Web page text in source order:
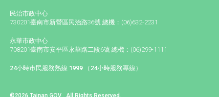
民治市政中心
730201臺南市新營區民治路36號 總機：(06)632-2231
永華市政中心
708201臺南市安平區永華路二段6號 總機：(06)299-1111
24小時市民服務熱線 1999 （24小時服務專線）